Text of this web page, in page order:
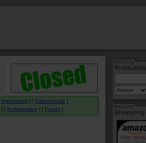
Impressum ] [ Datenschutz ]
] [ Kommentare] [ Forum]